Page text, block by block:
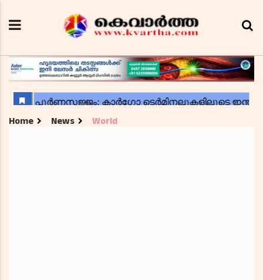
Home News World